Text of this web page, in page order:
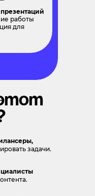
работы
для
задачи.